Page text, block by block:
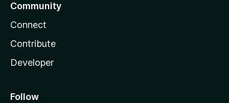
Community
Connect
Contribute
Developer
Follow